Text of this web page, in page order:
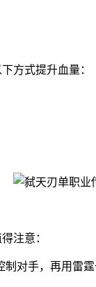
方式提升血量：
注意：
对手，再用雷霆